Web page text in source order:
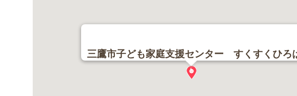
三鷹市子ども家庭支援センター すくすくひろ